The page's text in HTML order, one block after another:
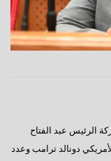
الرئيس عبد الفتاح
دونالد ترامب وعدد